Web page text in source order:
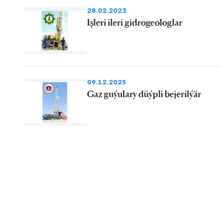
28.02.2023
Işleri ileri gidrogeologlar
09.12.2025
Gaz guýulary düýpli bejerilýär